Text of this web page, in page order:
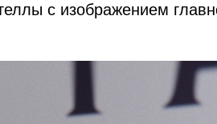
с изображением